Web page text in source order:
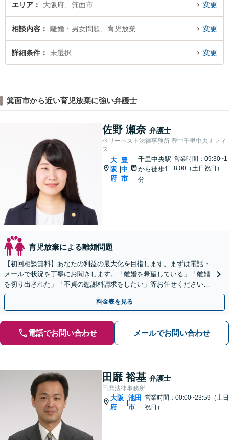
エリア 大阪府、箕面市 変更
相談内容 離婚・男女問題、育児放棄 変更
詳細条件 未選択 変更
箕面市から近い育児放棄に強い弁護士
佐野 瀬奈 弁護士
ベリーベスト法律事務所 豊中千里中央オフィ
ス
大
阪
府
豊
中
市
千里中央駅
から徒歩1
分
営業時間：09:30~1
8:00（土日祝日）
育児放棄による離婚問題
【初回相談無料】あなたの利益の最大化を目指します。まずは電話・
メールで状況を丁寧にお聞きします。「離婚を希望している」「離婚
を切り出された」「不貞の慰謝料請求をしたい」等お任せください。
【リーズナブルな料金設定】
料金表を見る
電話でお問い合わせ メールでお問い合わせ
田靡 裕基 弁護士
田靡法律事務所
大阪
府
|
池田
市
営業時間：00:00~23:59（土日
祝日）